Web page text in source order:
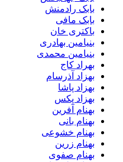
بابک رادمنش
بابک مافی
باکتری خان
بنیامین بهادری
بنیامین محمدی
بهراد کاج
بهزاد آذرسام
بهزاد پاشا
بهزاد پکس
بهنام آفرین
بهنام بانی
بهنام خشوعی
بهنام زرین
بهنام صفوی